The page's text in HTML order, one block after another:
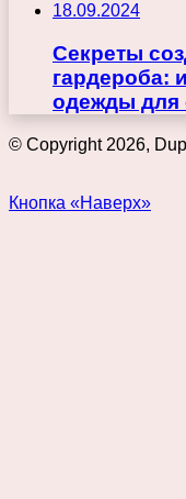
18.09.2024
Секреты
гардероба:
одежды для
© Copyright 2026,
Кнопка «Наверх»